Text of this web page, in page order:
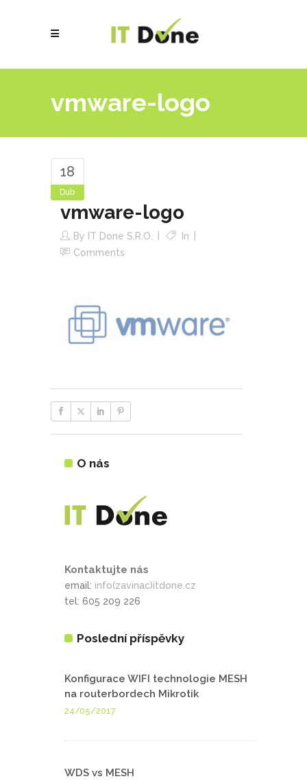
vmware-logo
18
Dub
vmware-logo
By IT Done S.r.o.
In
Comments
O nás
Kontaktujte nás
email: info(zavinac)itdone.cz
tel: 605 209 226
Poslední příspěvky
Konfigurace WIFI technologie MESH
na routerbordech Mikrotik
24/05/2017
WDS vs MESH